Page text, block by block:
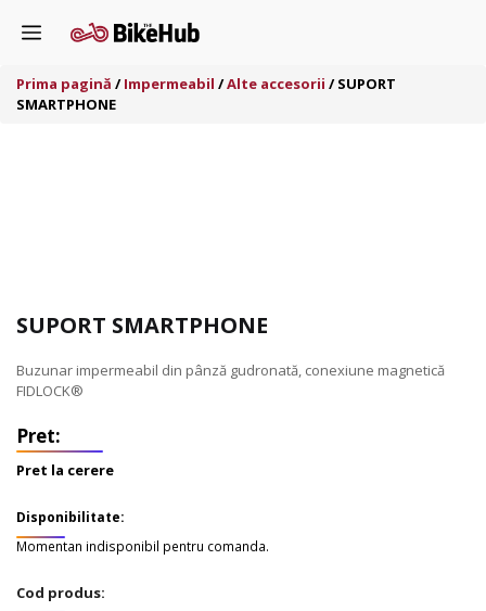
Menu
Prima pagină /Impermeabil /Alte accesorii / SUPORT
SMARTPHONE
SUPORT SMARTPHONE
Buzunar impermeabil din pânză gudronată, conexiune magnetică
FIDLOCK®
Pret la cerere
Disponibilitate:
Momentan indisponibil pentru comanda.
Cod produs: